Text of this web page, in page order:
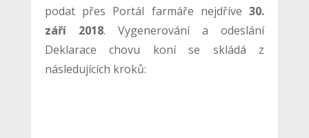
podat přes Portál farmáře nejdříve 30.
září 2018. Vygenerování a odeslání
Deklarace chovu koní se skládá z
následujících kroků: